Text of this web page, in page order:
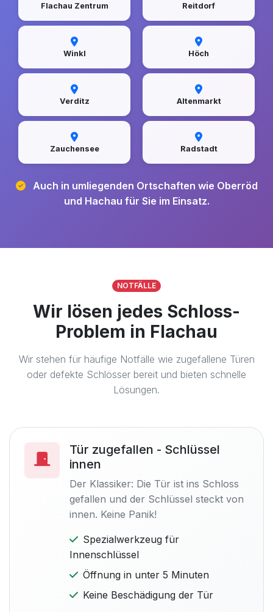
Flachau Zentrum Reitdorf
Winkl Höch
Verditz Altenmarkt
Zauchensee Radstadt
Auch in umliegenden Ortschaften wie Oberröd
und Hachau für Sie im Einsatz.
NOTFÄLLE
Wir lösen jedes Schloss-
Problem in Flachau
Wir stehen für häufige Notfälle wie zugefallene Türen
oder defekte Schlösser bereit und bieten schnelle
Lösungen.
Tür zugefallen - Schlüssel
innen
Der Klassiker: Die Tür ist ins Schloss
gefallen und der Schlüssel steckt von
innen. Keine Panik!
Spezialwerkzeug für
Innenschlüssel
Öffnung in unter 5 Minuten
Keine Beschädigung der Tür